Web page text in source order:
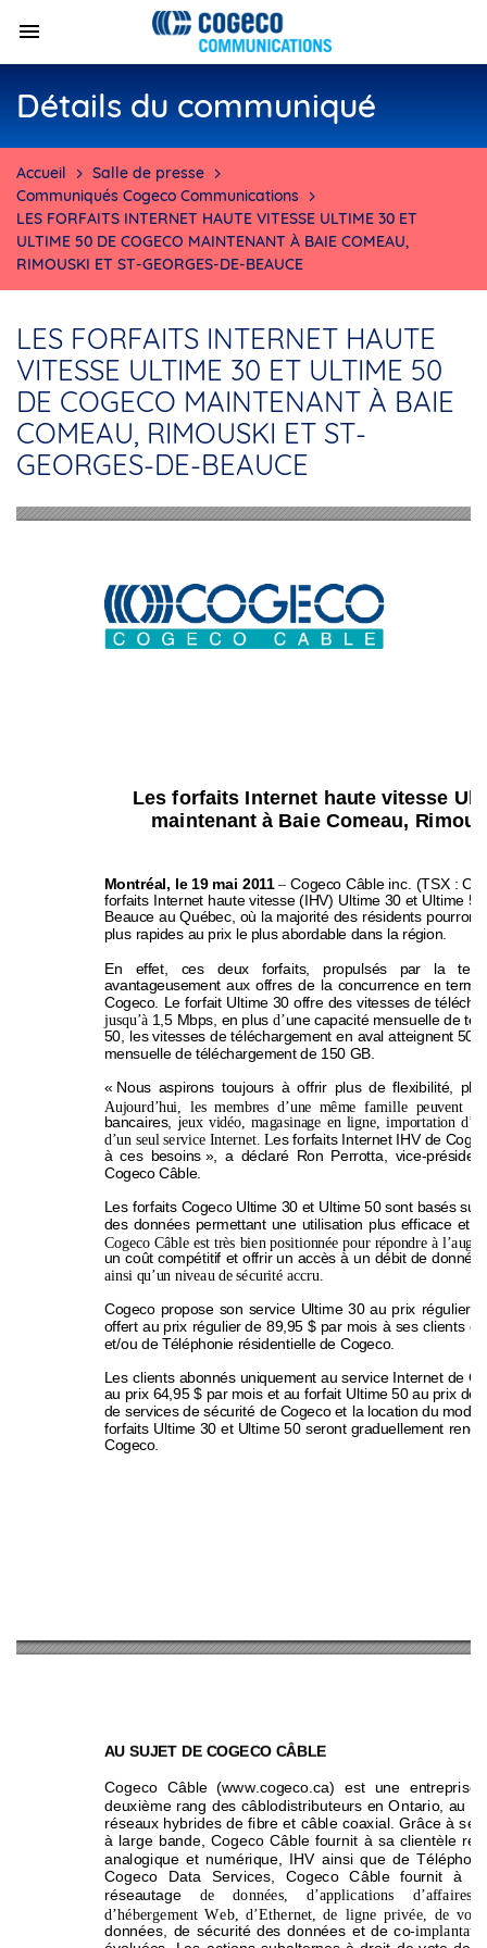
Détails du communiqué
Accueil
Salle de presse
Communiqués Cogeco Communications
LES FORFAITS INTERNET HAUTE VITESSE ULTIME 30 ET
ULTIME 50 DE COGECO MAINTENANT À BAIE COMEAU,
RIMOUSKI ET ST-GEORGES-DE-BEAUCE
LES FORFAITS INTERNET HAUTE
VITESSE ULTIME 30 ET ULTIME 50
DE COGECO MAINTENANT À BAIE
COMEAU, RIMOUSKI ET ST-
GEORGES-DE-BEAUCE
Les forfaits Internet haute vitesse
maintenant à Baie Comeau, R
Montréal, le 19 mai 2011 – Cogeco Câble inc. (TSX : C
forfaits Internet haute vitesse (IHV) Ultime 30 et Ultime 50
Beauce au Québec, où la majorité des résidents pourront
plus rapides au prix le plus abordable dans la région.
En effet, ces deux forfaits, propulsés par la
avantageusement aux offres de la concurrence en
Cogeco. Le forfait Ultime 30 offre des vitesses de
jusqu’à 1, 5 Mbps, en plus d’une capacité mensuelle de
50, les vitesses de téléchargement en aval atteignent 50
mensuelle de téléchargement de 150 GB.
« Nous aspirons toujours à offrir plus de flexibilité,
Aujourd’hui, les  membres d’une  même famille peuvent
bancaires, jeux vidéo, magasinage en ligne, importation
d’un seul service Internet. Les forfaits Internet IHV de
à ces besoins », a déclaré Ron Perrotta, vice-préside
Cogeco Câble.
Les forfaits Cogeco Ultime 30 et Ultime 50 sont basés sur
des données permettant une utilisation plus efficace et
Cogeco Câble est très bien positionnée pour répondre à
un coût compétitif et offrir un accès à un débit de
ainsi qu’un niveau de sécurité accru.
Cogeco propose son service Ultime 30 au prix régulier
offert au prix régulier de 89,95 $ par mois à ses clients
et/ou de Téléphonie résidentielle de Cogeco.
Les clients abonnés uniquement au service Internet de
au prix 64,95 $ par mois et au forfait Ultime 50 au prix de
de services de sécurité de Cogeco et la location du mode
forfaits Ultime 30 et Ultime 50 seront graduellement
Cogeco.
AU SUJET DE COGECO CÂBLE
Cogeco Câble (www.cogeco.ca) est une entreprise
deuxième rang des câblodistributeurs en Ontario, au
réseaux hybrides de fibre et câble coaxial. Grâce à ses
à large bande, Cogeco Câble fournit à sa clientèle
analogique et numérique, IHV ainsi que de
Cogeco
Data Services, Cogeco Câble fournit à
réseautage
de données, d’applications d’affaires
d’hébergement Web, d’Ethernet, de ligne privée, de voix
données,
de sécurité des données et de co-